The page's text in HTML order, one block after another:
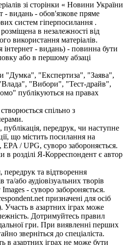
зі сторінки « Новини України
- видань - обов'язкове пряме
систем гіперпосилання .
в незалежності від
використання матеріалів.
інтернет - видань) - повинна бути
або в першому абзаці
"Думка", "Експертиза", "Заява",
"Вибори", "Тест-драйв",
публікуються на правах
спільно з
публікація, передрук, чи наступне
що містить посилання на
EPA / UPG, суворо забороняється.
в розділі Я-Корреспондент є автор
передрук та відтворення
та/або аудіовізуальних творів
- суворо забороняється.
призначені для осіб
Участь в азартних іграх може
Дотримуйтесь правил
гри. При виявленні перших
зверніться до спеціаліста.
в азартних іграх не може бути